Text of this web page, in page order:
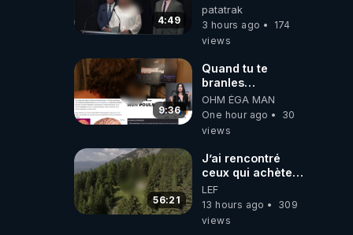
4:49
patatrak
3 hours ago
174
views
9:36
Quand tu te
branles
bonhomme tu
émets des ondes
ils ont juste omis
OHM ÉGA MAN
One hour ago
30
views
56:21
J’ai rencontré
ceux qui achètent
des bunkers pour
survivre à la fin
du monde
LEF
13 hours ago
309
views